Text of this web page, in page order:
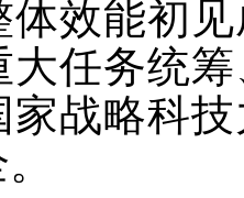
体效能初
大任务统
家战略科